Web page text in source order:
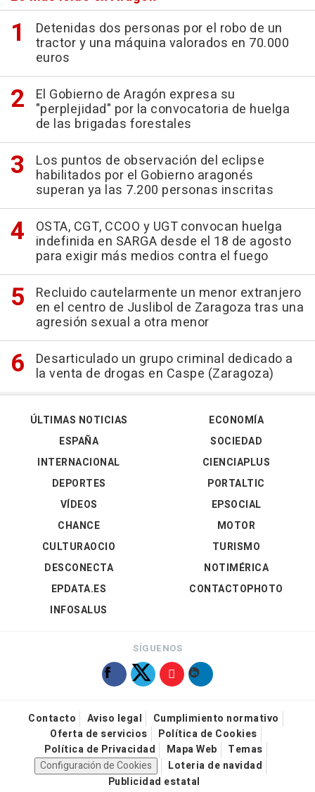
Detenidas dos personas por el robo de un
tractor y una máquina valorados en 70.000
euros
El Gobierno de Aragón expresa su
"perplejidad" por la convocatoria de huelga
de las brigadas forestales
Los puntos de observación del eclipse
habilitados por el Gobierno aragonés
superan ya las 7.200 personas inscritas
OSTA, CGT, CCOO y UGT convocan huelga
indefinida en SARGA desde el 18 de agosto
para exigir más medios contra el fuego
Recluido cautelarmente un menor extranjero
en el centro de Juslibol de Zaragoza tras una
agresión sexual a otra menor
Desarticulado un grupo criminal dedicado a
la venta de drogas en Caspe (Zaragoza)
ÚLTIMAS NOTICIAS
ESPAÑA
INTERNACIONAL
DEPORTES
VÍDEOS
ECONOMÍA
SOCIEDAD
CIENCIAPLUS
PORTALTIC
EPSOCIAL
CHANCE
CULTURAOCIO
DESCONECTA
EPDATA.ES
INFOSALUS
MOTOR
TURISMO
NOTIMÉRICA
CONTACTOPHOTO
SÍGUENOS
Contacto Aviso legal
Cumplimiento normativo
Oferta de servicios
Política de Cookies
Política de Privacidad
Mapa Web
Temas
Configuración de Cookies
Loteria de navidad
Publicidad estatal